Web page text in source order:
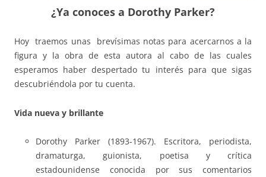
¿Ya conoces a Dorothy Parker?
Hoy traemos unas brevísimas notas para acercarnos a la
figura y la obra de esta autora al cabo de las cuales
esperamos haber despertado tu interés para que sigas
descubriéndola por tu cuenta.
Vida nueva y brillante
Dorothy Parker (1893-1967). Escritora, periodista,
dramaturga, guionista, poetisa y crítica
estadounidense conocida por sus comentarios